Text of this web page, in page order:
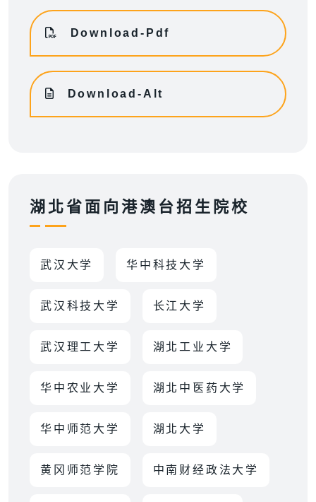
Download-Pdf
Download-Alt
湖北省面向港澳台招生院校
武汉大学 华中科技大学
武汉科技大学 长江大学
武汉理工大学 湖北工业大学
华中农业大学 湖北中医药大学
华中师范大学 湖北大学
黄冈师范学院 中南财经政法大学